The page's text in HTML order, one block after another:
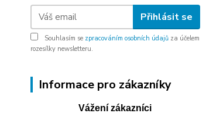
Přihlásit se
Souhlasím se zpracováním osobních údajů za účelem
rozesílky newsletteru.
Informace pro zákazníky
Vážení zákazníci